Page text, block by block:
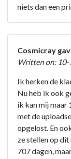
niets dan een
Cosmicray
Written on:
Ik herken de
Nu heb ik ook
ik kan mij maar
met de
opgelost. En
ze stellen op
707 dagen,